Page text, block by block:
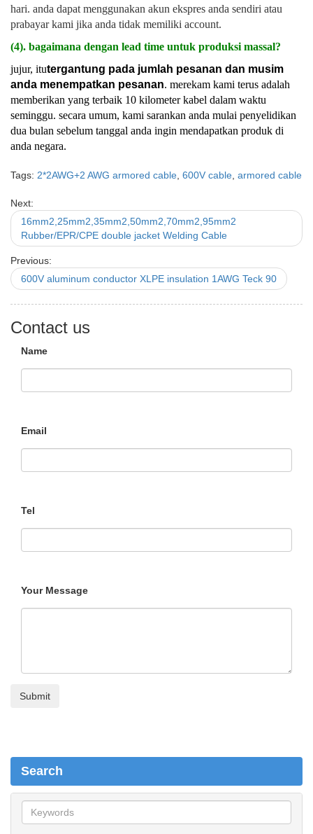
hari. anda dapat menggunakan akun ekspres anda sendiri atau
prabayar kami jika anda tidak memiliki account.
(4). bagaimana dengan lead time untuk produksi massal?
jujur, itutergantung pada jumlah pesanan dan musim
anda menempatkan pesanan. merekam kami terus adalah
memberikan yang terbaik 10 kilometer kabel dalam waktu
seminggu. secara umum, kami sarankan anda mulai penyelidikan
dua bulan sebelum tanggal anda ingin mendapatkan produk di
anda negara.
Tags: 2*2AWG+2 AWG armored cable 600V cable armored cable
Next:
16mm2,25mm2,35mm2,50mm2,70mm2,95mm2
Rubber/EPR/CPE double jacket Welding Cable
Previous:
600V aluminum conductor XLPE insulation 1AWG Teck 90
Contact us
Name
Email
Tel
Your Message
Search
e